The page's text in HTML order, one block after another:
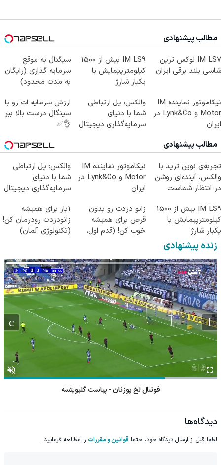
مطالب پیشنهادی
IM LS7 لوکس ترین
شاسی بلند برقی ایران
IM LS9 بیش از 1500
کیلومترپیمایش با
یکبار شارژ
سیگنال به موقع
سرمایه گذاری (رایگان
به مدت محدود)
نیکاموتور نماینده IM
Motor و Lynk&Co در
ایران
والکس: پل ارتباطی
شما با دنیای
سرمایه‌گذاری دیجیتال
ارزش سرمایه ات رو با
سینگال درست بالا ببر
👌✅
مطالب پیشنهادی
تجربه‌ی نوین ترید با
والکس، آینده‌ای روشن
در انتظار شماست
نیکاموتور نماینده IM
Motor و Lynk&Co در
ایران
والکس: پل ارتباطی
شما با دنیای
سرمایه‌گذاری دیجیتال
IM LS9 بیش از 1500
کیلومترپیمایش با
یکبار شارژ
زانو دردت رو بدون
قرص برای همیشه
خوب کن! (قدم اول،
1بار برای همیشه
زانودردت رودرمان کن!
(تکنولوژی آلمان)
زنده پیشنهادی
فوتبال لخ پوزنان - پیاست گلیویتسه
دیدگاه‌ها
لطفا قبل از ارسال دیدگاه خود، حتما قوانین و مقررات را مطالعه فرمایید.